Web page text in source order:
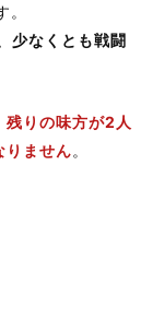
。
少なくとも戦闘
残りの味方が2人
りません。